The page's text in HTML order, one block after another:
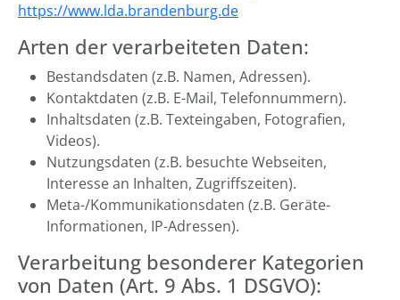
https://www.lda.brandenburg.de
Arten der verarbeiteten Daten:
Bestandsdaten (z.B. Namen, Adressen).
Kontaktdaten (z.B. E-Mail, Telefonnummern).
Inhaltsdaten (z.B. Texteingaben, Fotografien,
Videos).
Nutzungsdaten (z.B. besuchte Webseiten,
Interesse an Inhalten, Zugriffszeiten).
Meta-/Kommunikationsdaten (z.B. Geräte-
Informationen, IP-Adressen).
Verarbeitung besonderer Kategorien
von Daten (Art. 9 Abs. 1 DSGVO):